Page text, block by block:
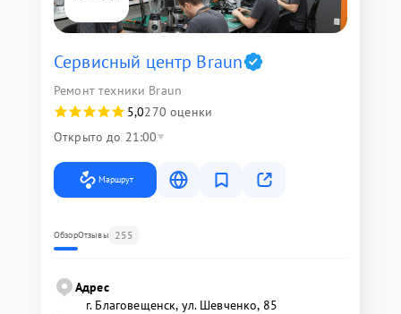
Сервисный центр Braun
Ремонт техники Braun
5,0270 оценки
Открыто до 21:00
Маршрут
ОбзорОтзывы 255
Адрес
г. Благовещенск, ул. Шевченко, 85